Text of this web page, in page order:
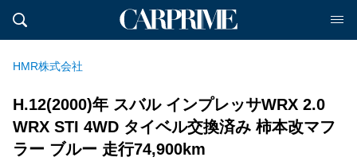
HMR株式会社
H.12(2000)年 スバル インプレッサWRX 2.0
WRX STI 4WD タイベル交換済み 柿本改マフ
ラー ブルー 走行74,900km